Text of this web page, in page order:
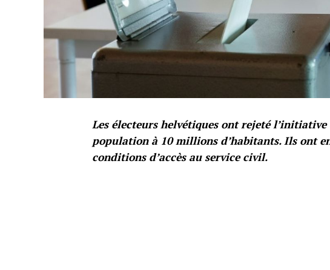
Les électeurs helvétiques ont rejeté
population à 10 millions d’habitants. Ils ont
conditions d’accès au service civil.